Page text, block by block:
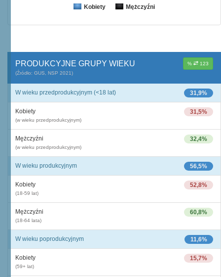
Kobiety Mężczyźni
% 123
PRODUKCYJNE GRUPY WIEKU
(Źródło: GUS, NSP 2021)
31,9%
W wieku przedprodukcyjnym (<18 lat)
31,5%
Kobiety
(w wieku przedprodukcyjnym)
32,4%
Mężczyźni
(w wieku przedprodukcyjnym)
56,5%
W wieku produkcyjnym
52,8%
Kobiety
(18-59 lat)
60,8%
Mężczyźni
(18-64 lata)
11,6%
W wieku poprodukcyjnym
15,7%
Kobiety
(59+ lat)